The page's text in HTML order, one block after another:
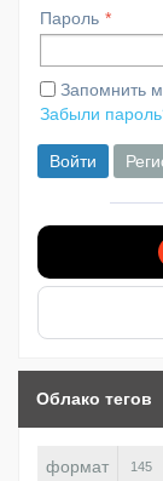
Пароль
Запомнить
Забыли
Войти
Облако тегов
формат 145